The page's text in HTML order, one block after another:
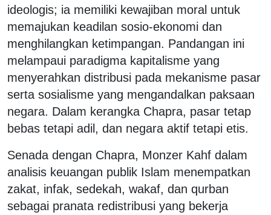
ideologis; ia memiliki kewajiban moral untuk
memajukan keadilan sosio-ekonomi dan
menghilangkan ketimpangan. Pandangan ini
melampaui paradigma kapitalisme yang
menyerahkan distribusi pada mekanisme pasar
serta sosialisme yang mengandalkan paksaan
negara. Dalam kerangka Chapra, pasar tetap
bebas tetapi adil, dan negara aktif tetapi etis.
Senada dengan Chapra, Monzer Kahf dalam
analisis keuangan publik Islam menempatkan
zakat, infak, sedekah, wakaf, dan qurban
sebagai pranata redistribusi yang bekerja